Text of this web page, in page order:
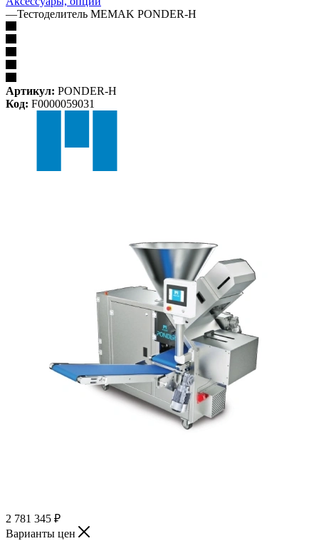
—Тестоделитель MEMAK PONDER-H
Артикул: PONDER-H
Код: F0000059031
2 781 345 ₽
Варианты цен